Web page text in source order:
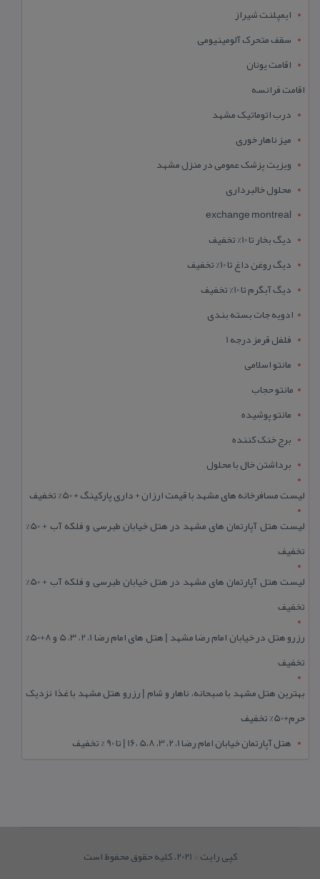
ایمپلنت شیراز
سقف متحرک آلومینیومی
اقامت یونان
اقامت فرانسه
درب اتوماتیک مشهد
میز ناهار خوری
ویزیت پزشک عمومی در منزل مشهد
محلول خالبرداری
exchange montreal
دیگ بخار تا 10% تخفیف
دیگ روغن داغ تا 10% تخفیف
دیگ آبگرم تا 10% تخفیف
ادویه جات بسته بندی
فلفل قرمز درجه 1
مانتو اسلامی
مانتو حجاب
مانتو پوشیده
برج خنک کننده
برداشتن خال با محلول
لیست مسافرخانه های مشهد با قیمت ارزان + داری پارکینگ + 50% تخفیف
لیست هتل آپارتمان های مشهد در هتل خیابان طبرسی و فلکه آب + 50%
تخفیف
لیست هتل آپارتمان های مشهد در هتل خیابان طبرسی و فلکه آب + 50%
تخفیف
رزرو هتل در خیابان امام رضا مشهد | هتل‌ های امام رضا 1، 2، 3، 5 و 8+50%
تخفیف
بهترین هتل مشهد با صبحانه، ناهار و شام | رزرو هتل مشهد با غذا نزدیک
حرم+50% تخفیف
هتل آپارتمان خیابان امام رضا 1، 2، 3، 5،8 ،16 | تا 90 % تخفیف
کپی رایت © 2021. کلیه حقوق محفوظ است